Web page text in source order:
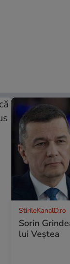
StirileKanalD.ro
Sorin
lui Veștea